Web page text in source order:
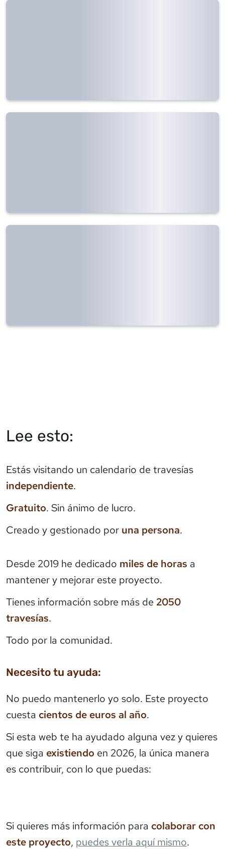
Lee esto:
Estás visitando un calendario de travesías
independiente.
Gratuito. Sin ánimo de lucro.
Creado y gestionado por una persona.
Desde 2019 he dedicado miles de horas a
mantener y mejorar este proyecto.
Tienes información sobre más de 2050
travesías.
Todo por la comunidad.
Necesito tu ayuda:
No puedo mantenerlo yo solo. Este proyecto
cuesta cientos de euros al año.
Si esta web te ha ayudado alguna vez y quieres
que siga existiendo en 2026, la única manera
es contribuir, con lo que puedas:
Si quieres más información para colaborar con
este proyecto, puedes verla aquí mismo.